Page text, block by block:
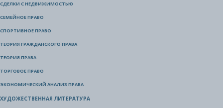
СДЕЛКИ С НЕДВИЖИМОСТЬЮ
СЕМЕЙНОЕ ПРАВО
СПОРТИВНОЕ ПРАВО
ТЕОРИЯ ГРАЖДАНСКОГО ПРАВА
ТЕОРИЯ ПРАВА
ТОРГОВОЕ ПРАВО
ЭКОНОМИЧЕСКИЙ АНАЛИЗ ПРАВА
ХУДОЖЕСТВЕННАЯ ЛИТЕРАТУРА